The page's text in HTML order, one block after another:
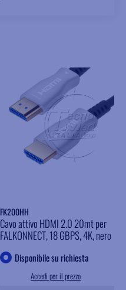
FK200HH
Cavo attivo HDMI 2.0 20mt per
FALKONNECT, 18 GBPS, 4K, nero
Disponibile su richiesta
Accedi per il prezzo